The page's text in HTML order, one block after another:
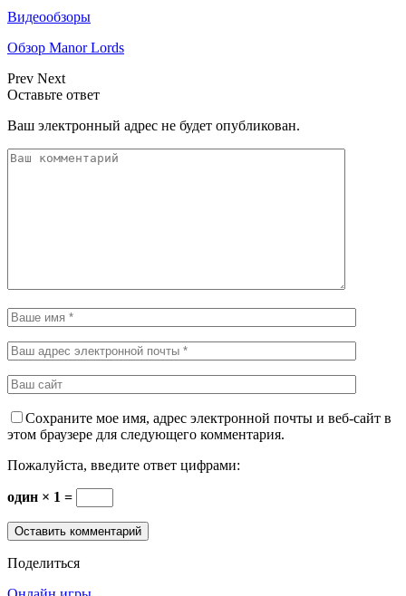
Видеообзоры
Обзор Manor Lords
Prev Next
Оставьте ответ
Ваш электронный адрес не будет опубликован.
Сохраните мое имя, адрес электронной почты и веб-сайт в
этом браузере для следующего комментария.
Пожалуйста, введите ответ цифрами:
один × 1 =
Поделиться